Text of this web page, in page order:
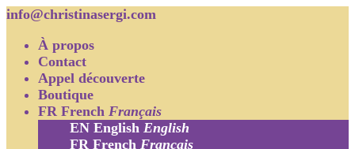
info@christinasergi.com
À propos
Contact
Appel découverte
Boutique
FR French Français
EN English English
FR French Français